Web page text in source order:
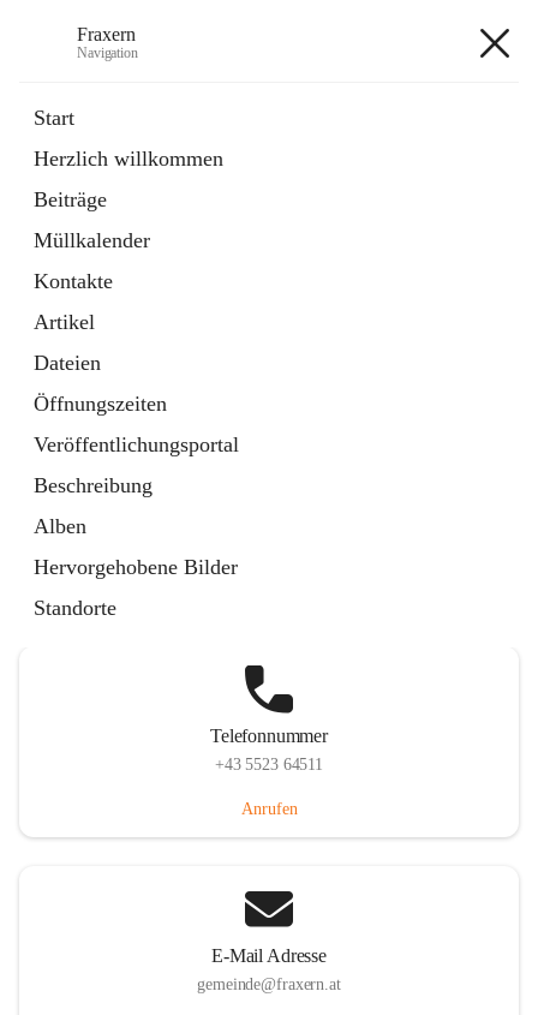
Fraxern
Navigation
Start
Herzlich willkommen
Beiträge
Müllkalender
Kontakte
Artikel
Dateien
Öffnungszeiten
Veröffentlichungsportal
Beschreibung
Alben
Hervorgehobene Bilder
Standorte
Ordner
in
Tab
Formulare
Artikel
öffnet
in
neuem
Tab
Telefonnummer
+43 5523 64511
Anrufen
E-Mail Adresse
gemeinde@fraxern.at